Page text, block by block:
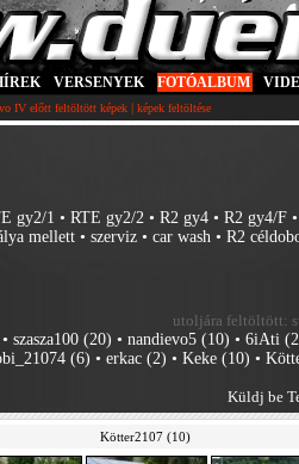
VERSENYEK FOTÓALBUM
IV előtt feltöltött képek | képek feltöltése
gy2/1 •RTE gy2/2 •R2 gy4 •R2 gy4/F
mellett •szerviz •car wash •R2
utoljára feltöltött:
•szasza100 (20) •nandievo5 (10) •6iAti
(6) •erkac (2) •Keke (10) •
Küldj be
Kötter2107 (10)